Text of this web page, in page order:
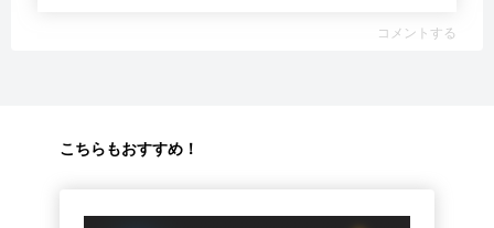
コメントする
こちらもおすすめ！